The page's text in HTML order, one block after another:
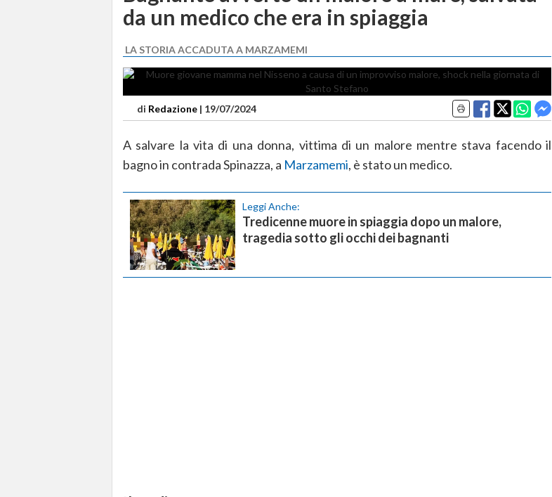
da un medico che era in spiaggia
LA STORIA ACCADUTA A MARZAMEMI
di Redazione | 19/07/2024
A salvare la vita di una donna, vittima di un malore mentre stava facendo il
bagno in contrada Spinazza, a Marzamemi, è stato un medico.
Leggi Anche:
Tredicenne muore in spiaggia dopo un malore,
tragedia sotto gli occhi dei bagnanti